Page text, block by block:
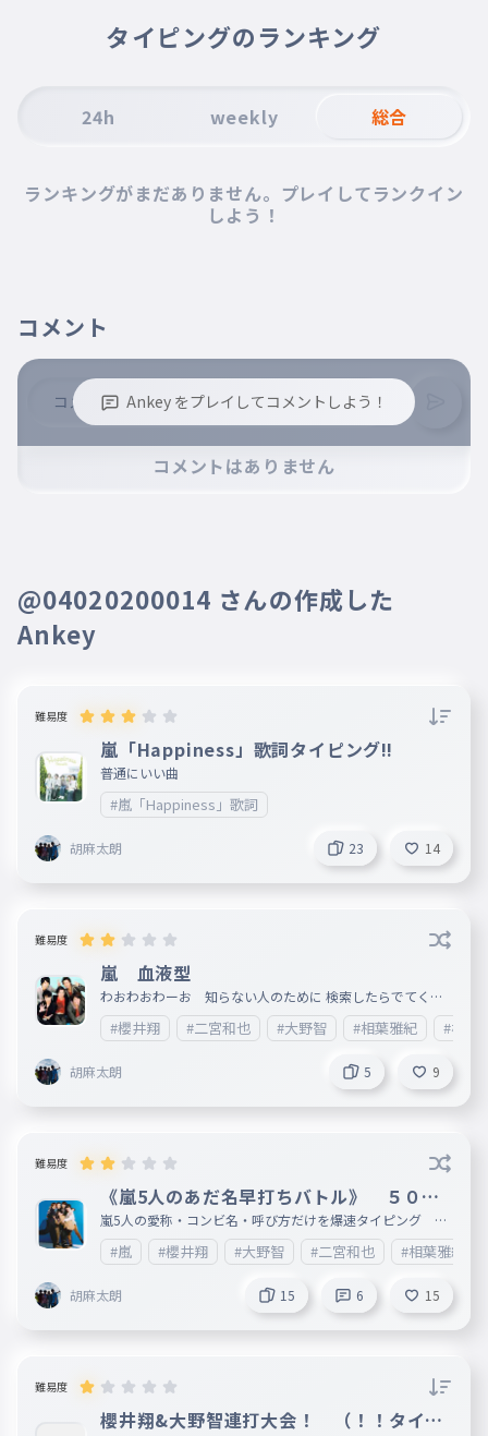
ひゃくおくまんどおり
キャパ越え寸前な感情 ビッグバン
星のスポットライト 月のミラーボ
爆裂 恋恋恋恋恋してる
シェアハピ 幸せ絶頂ピーポー
しぇあはぴ しあわせぜっちょうぴーぽー
帰り道に見つけた
そんな他愛のない日々のキラめき
そんなたあいのないひびのきらめき
一番に教えたい
024 みんなで積み重ねるもの
025 それは山となり 空と海を分かち
それはやまとなり そらとうみをわかち
026
じくうもこえるよぎふと ばすけっと
ば・く・れ・つ♡
ばくれつ
029 ば・く・れ・つ♡
ばくれつ
白黒2色じゃ描けない
しろくろにしょくじゃえがけない
031 いかなる愛でも大正解
いかなるあいでもだいせいかい
タイピングのランキング
24h weekly 総合
ランキングがまだありません。プレイしてランクイン
しよう！
コメント
Ankey をプレイしてコメントしよう！
※コメントするには、ログインが必要です。
コメントはありません
@04020200014 さんの作成した
Ankey
難易度
嵐「Happiness」歌詞タイピング‼️
普通にいい曲
#嵐「Happiness」歌詞
胡麻太朗 23 14
難易度
嵐 血液型
わおわおわーお 知らない人のために 検索したらでてくる
けど、、ｗ
#櫻井翔 #二宮和也 #大野智 #相葉雅紀 #松本
胡麻太朗 5 9
難易度
《嵐5人のあだ名早打ちバトル》 ５０回
突破 ‼️
嵐5人の愛称・コンビ名・呼び方だけを爆速タイピング 今
回はあだ名だよ! にの / まつじゅん / しょうくん / あいばち
ゃん / おーちゃん にのみや / さくらい / あいばまさき / リー
ダー / 大宮SK / にのあい / じゅんまさ…などなど-^^-定番の
で教えてね ~~~!! 😂ぜったい一部しか知らないやつとか出
#嵐 #櫻井翔 #大野智 #二宮和也 #相葉雅紀
胡麻太朗 15 6 15
難易度
櫻井翔&大野智連打大会！ （！！タイピ